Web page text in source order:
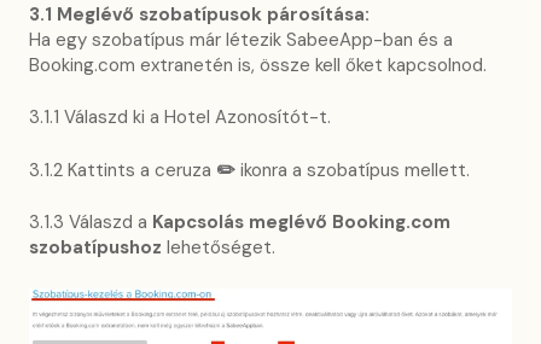
3.1 Meglévő szobatípusok párosítása:
Ha egy szobatípus már létezik SabeeApp-ban és a
Booking.com extranetén is, össze kell őket kapcsolnod.
3.1.1 Válaszd ki a Hotel Azonosítót-t.
3.1.2 Kattints a ceruza ✏️ ikonra a szobatípus mellett.
3.1.3 Válaszd a Kapcsolás meglévő Booking.com
szobatípushoz lehetőséget.